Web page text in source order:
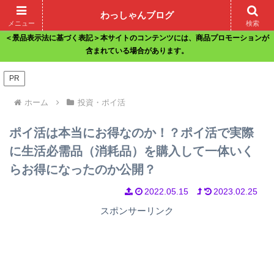
ホーム サイトマップ お問い合わせ
＜景品表示法に基づく表記＞本サイトのコンテンツには、商品プロモーションが
含まれている場合があります。
PR
ホーム 投資・ポイ活
ポイ活は本当にお得なのか！？ポイ活で実際
に生活必需品（消耗品）を購入して一体いく
らお得になったのか公開？
2022.05.15 2023.02.25
スポンサーリンク
メニュー
わっしゃんブログ
検索